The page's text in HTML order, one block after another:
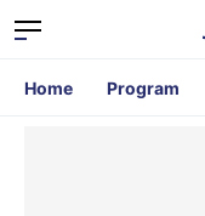
Home Program